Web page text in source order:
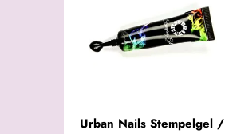
Urban Nails Stempelgel /